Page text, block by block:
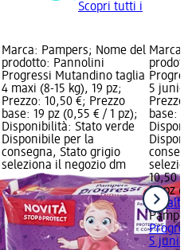
Scopri tutti i
Marca: Pampers; Nome del
prodotto: Pannolini
Progressi Mutandino taglia
4 maxi (8-15 kg), 19 pz;
Prezzo: 10,50 €; Prezzo
base: 19 pz (0,55 € / 1 pz);
Disponibilità: Stato verde
Disponibile per la
consegna, Stato grigio
seleziona il negozio dm
Marca:
5 junior
Prezzo:
base:
10,50 €
17 pz
+ 3
Pampers
5